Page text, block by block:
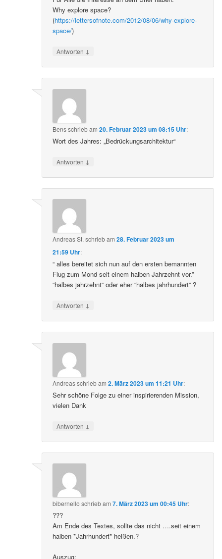
Why explore space?
(https://lettersofnote.com/2012/08/06/why-explore-
space/)
Antworten ↓
Bensschriebam20. Februar 2023 um 08:15 Uhr:
Wort des Jahres: „Bedrückungsarchitektur“
Antworten ↓
Andreas St. schriebam28. Februar 2023 um
21:59 Uhr:
“ alles bereitet sich nun auf den ersten bemannten
Flug zum Mond seit einem halben Jahrzehnt vor.”
“halbes jahrzehnt“ oder eher “halbes jahrhundert” ?
Antworten ↓
Andreasschriebam2. März 2023 um 11:21 Uhr:
Sehr schöne Folge zu einer inspirierenden Mission,
vielen Dank
Antworten ↓
bibernello schriebam7. März 2023 um 00:45 Uhr:
???
Am Ende des Textes, sollte das nicht ….seit einem
halben *Jahrhundert* heißen.?
Auszug: